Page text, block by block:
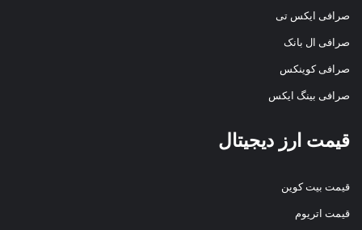
صرافی ایکس تی
صرافی ال بانک
صرافی کوینکس
صرافی بینگ ایکس
قیمت ارز دیجیتال
قیمت بیت کوین
قیمت اتریوم